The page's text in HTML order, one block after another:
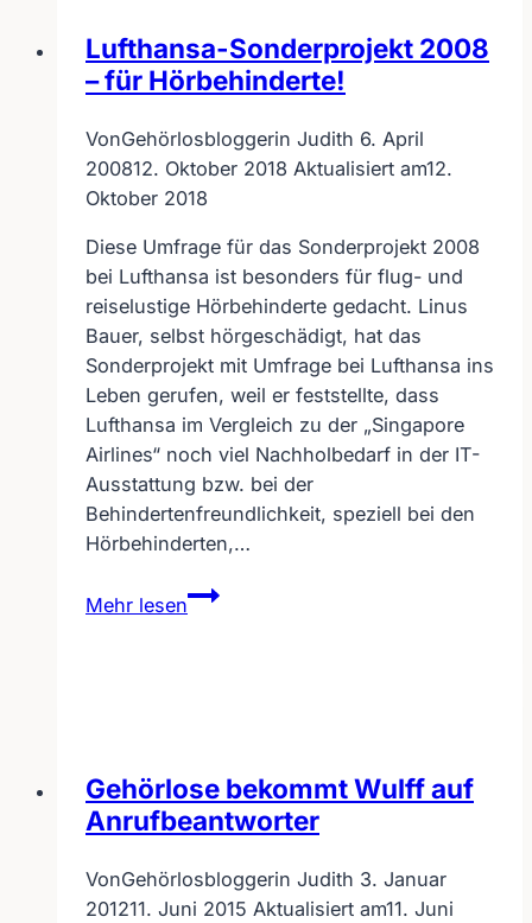
Lufthansa-Sonderprojekt 2008
– für Hörbehinderte!
VonGehörlosbloggerin Judith 6. April
200812. Oktober 2018 Aktualisiert am12.
Oktober 2018
Diese Umfrage für das Sonderprojekt 2008
bei Lufthansa ist besonders für flug- und
reiselustige Hörbehinderte gedacht. Linus
Bauer, selbst hörgeschädigt, hat das
Sonderprojekt mit Umfrage bei Lufthansa ins
Leben gerufen, weil er feststellte, dass
Lufthansa im Vergleich zu der „Singapore
Airlines“ noch viel Nachholbedarf in der IT-
Ausstattung bzw. bei der
Behindertenfreundlichkeit, speziell bei den
Hörbehinderten,…
Mehr lesen
Lufthansa-
Sonderprojekt
Gehörlose bekommt Wulff auf
Anrufbeantworter
VonGehörlosbloggerin Judith 3. Januar
201211. Juni 2015 Aktualisiert am11. Juni